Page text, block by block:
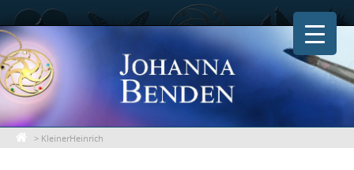
Skip
to
content
> KleinerHeinrich